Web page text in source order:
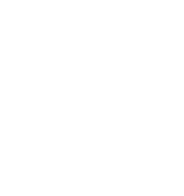
enklere, og
og mere effektiv.
for mere information